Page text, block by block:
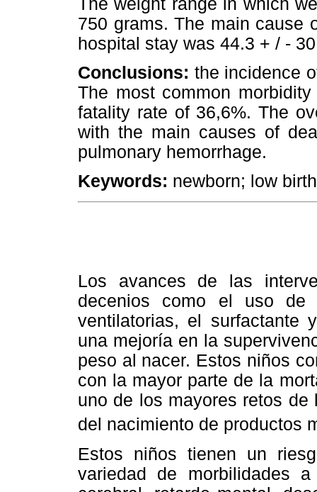
The weight range in which
750 grams. The main cause
hospital stay was 44.3 + / -
Conclusions: the incidence
The most common
fatality rate of 36,6%. The
with the main causes of
pulmonary hemorrhage.
Keywords: newborn; low
Los avances de las
decenios como el uso de
ventilatorias, el surfactante
una mejoría en la
peso al nacer. Estos niños
con la mayor parte de la
uno de los mayores retos
del nacimiento de productos
Estos niños tienen un
variedad de morbilidades